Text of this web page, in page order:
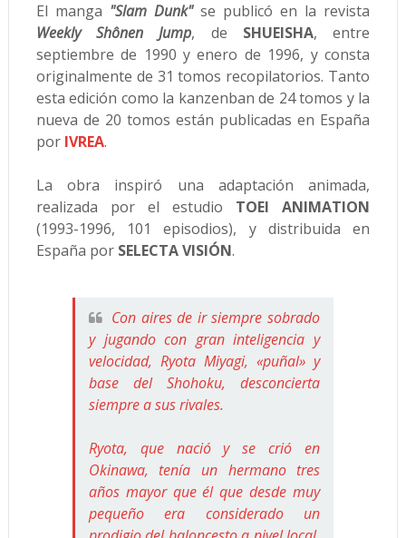
El manga "Slam Dunk"se publicó en la revista
Weekly Shônen Jump, de SHUEISHA, entre
septiembre de 1990 y enero de 1996, y consta
originalmente de 31 tomos recopilatorios. Tanto
esta edición como la kanzenban de 24 tomos y la
nueva de 20 tomos están publicadas en España
por IVREA.
La obra inspiró una adaptación animada,
realizada por el estudio TOEI ANIMATION
(1993-1996, 101 episodios), y distribuida en
España por SELECTA VISIÓN.
Con aires de ir siempre sobrado
y jugando con gran inteligencia y
velocidad, Ryota Miyagi, «puñal» y
base del Shohoku, desconcierta
siempre a sus rivales.
Ryota, que nació y se crió en
Okinawa, tenía un hermano tres
años mayor que él que desde muy
pequeño era considerado un